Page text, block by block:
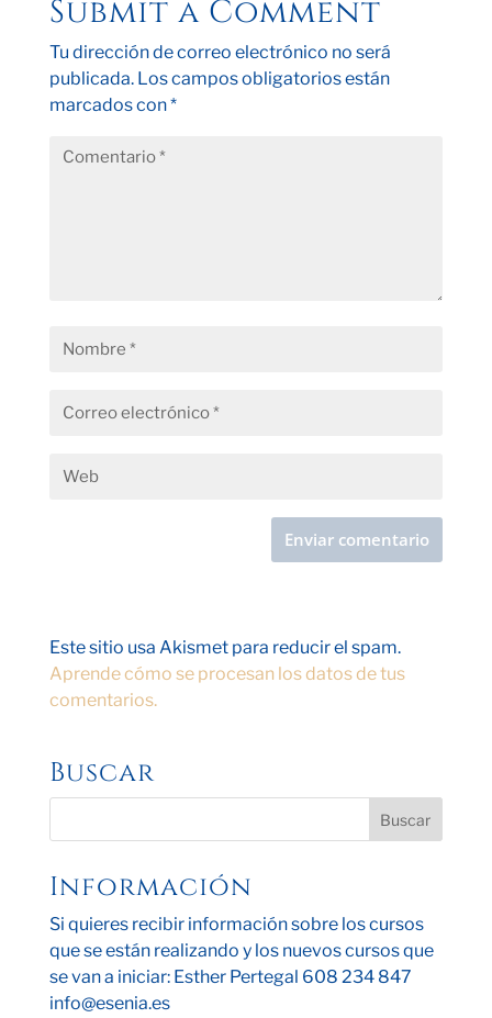
Submit a Comment
Tu dirección de correo electrónico no será
publicada. Los campos obligatorios están
marcados con*
Este sitio usa Akismet para reducir el spam.
Aprende cómo se procesan los datos de tus
comentarios.
Buscar
Información
Si quieres recibir información sobre los cursos
que se están realizando y los nuevos cursos que
se van a iniciar: Esther Pertegal 608 234 847
info@esenia.es